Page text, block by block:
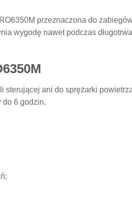
przeznaczona do
wygodę nawet podczas
sterującej ani do sprężarki
do 6 godzin.